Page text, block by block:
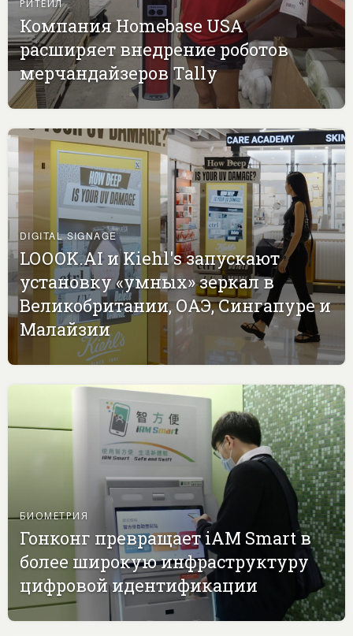
РИТЕЙЛ
Компания Homebase USA
расширяет внедрение роботов
мерчандайзеров Tally
DIGITAL SIGNAGE
LOOOK.AI и Kiehl's запускают
установку «умных» зеркал в
Великобритании, ОАЭ, Сингапуре и
Малайзии
БИОМЕТРИЯ
Гонконг превращает iAM Smart в
более широкую инфраструктуру
цифровой идентификации